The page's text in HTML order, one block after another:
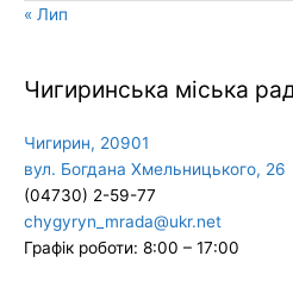
« Лип
Чигиринська міська
Чигирин, 20901
вул. Богдана Хмельницького, 26
(04730) 2-59-77
chygyryn_mrada@ukr.net
Графік роботи: 8:00 – 17:00